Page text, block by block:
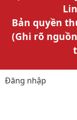
Bản quyền
(Ghi rõ
Đăng nhập